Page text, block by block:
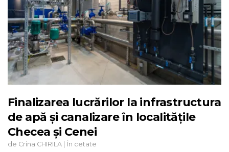
Finalizarea lucrărilor la infrastructura
de apă și canalizare în localitățile
Checea și Cenei
de Crina CHIRILA | În cetate